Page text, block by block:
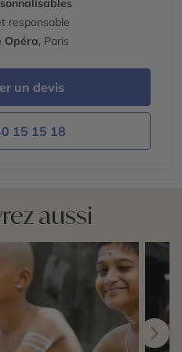
responsable
Opéra, Paris
un devis
15 15 18
aussi